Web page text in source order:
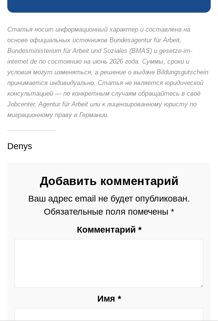
Статья носит информационный характер и составлена на
основе официальных источников Bundesagentur für Arbeit,
Bundesministerium für Arbeit und Soziales (BMAS) и gesetze-im-
internet.de по состоянию на июнь 2026 года. Суммы, сроки и
условия могут изменяться, а решение о выдаче Bildungsgutschein
принимается индивидуально. Статья не является юридической
консультацией — по конкретным случаям обращайтесь в своё
Jobcenter, Agentur für Arbeit или к лицензированному юристу по
миграционному праву в Германии.
Denys
Добавить комментарий
Ваш адрес email не будет опубликован.
Обязательные поля помечены *
Комментарий *
Имя *